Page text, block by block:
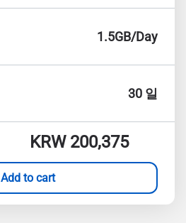
1.5GB/Day
30 일
KRW 200,375
Add to cart